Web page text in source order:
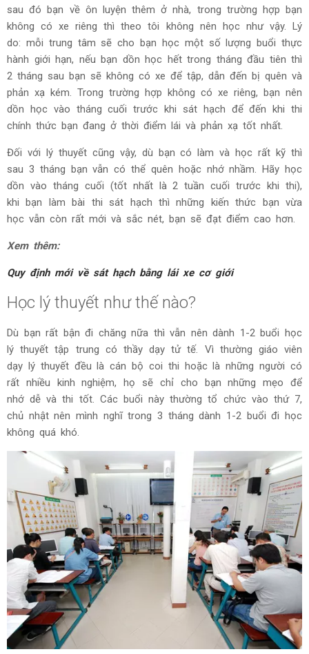
sau đó bạn về ôn luyện thêm ở nhà, trong trường hợp bạn
không có xe riêng thì theo tôi không nên học như vậy. Lý
do: mỗi trung tâm sẽ cho bạn học một số lượng buổi thực
hành giới hạn, nếu bạn dồn học hết trong tháng đầu tiên thì
2 tháng sau bạn sẽ không có xe để tập, dẫn đến bị quên và
phản xạ kém. Trong trường hợp không có xe riêng, bạn nên
dồn học vào tháng cuối trước khi sát hạch để đến khi thi
chính thức bạn đang ở thời điểm lái và phản xạ tốt nhất.
Đối với lý thuyết cũng vậy, dù bạn có làm và học rất kỹ thì
sau 3 tháng bạn vẫn có thể quên hoặc nhớ nhầm. Hãy học
dồn vào tháng cuối (tốt nhất là 2 tuần cuối trước khi thi),
khi bạn làm bài thi sát hạch thì những kiến thức bạn vừa
học vẫn còn rất mới và sắc nét, bạn sẽ đạt điểm cao hơn.
Xem thêm:
Quy định mới về sát hạch bằng lái xe cơ giới
Học lý thuyết như thế nào?
Dù bạn rất bận đi chăng nữa thì vẫn nên dành 1-2 buổi học
lý thuyết tập trung có thầy dạy tử tế. Vì thường giáo viên
dạy lý thuyết đều là cán bộ coi thi hoặc là những người có
rất nhiều kinh nghiệm, họ sẽ chỉ cho bạn những mẹo để
nhớ dễ và thi tốt. Các buổi này thường tổ chức vào thứ 7,
chủ nhật nên mình nghĩ trong 3 tháng dành 1-2 buổi đi học
không quá khó.